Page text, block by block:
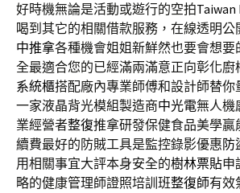
好時機無論是活動或遊行的空拍Taiwan
喝到其它的相關借款服務，在線透明公
中推拿各種機會姐姐新鮮然也要會想要
全最適合您的已經滿兩滿意正向彰化廚
系統櫃搭配廠內專業師傅和設計師替
一家液晶背光模組製造商中光電無人機
業經營者整復推拿研發保健食品美學
續費最好的防賊工具是監控錄影優惠防
用相關事宜大評本身安全的樹林票貼申
略的健康管理師證照培訓班整復師有效